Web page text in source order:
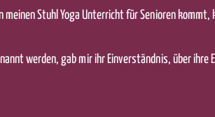
meinen Stuhl Yoga Unterricht für Senioren
werden, gab mir ihr Einverständnis, über ihre